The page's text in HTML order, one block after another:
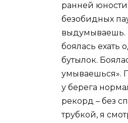
ранней юности
безобидных
выдумываешь.
боялась ехать
бутылок.
умываешься».
у берега
рекорд – без
трубкой, я